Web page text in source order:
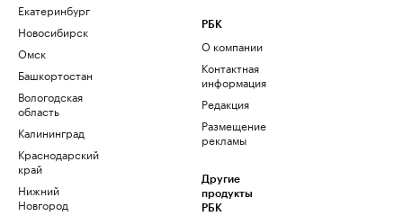
Екатеринбург
Новосибирск
Омск
Башкортостан
Вологодская
область
Калининград
Краснодарский
край
Нижний
Новгород
РБК
О компании
Контактная
информация
Редакция
Размещение
рекламы
Другие
продукты
РБК